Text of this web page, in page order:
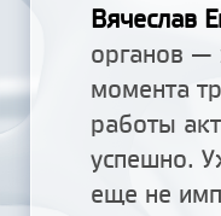
Вячеслав
органов —
момента
работы
успешно.
еще не